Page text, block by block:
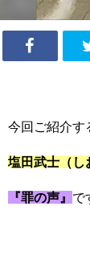
今回ご紹介す
塩田武士（し
『罪の声』 で